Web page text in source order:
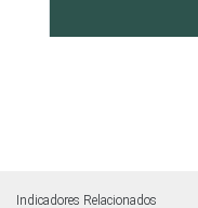
Indicadores Relacionados